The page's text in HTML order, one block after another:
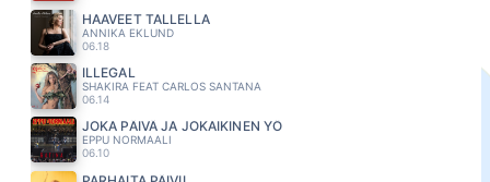
HAAVEET TALLELLA
ANNIKA EKLUND
06.18
ILLEGAL
SHAKIRA FEAT CARLOS SANTANA
06.14
JOKA PÄIVÄ JA JOKAIKINEN YÖ
EPPU NORMAALI
06.10